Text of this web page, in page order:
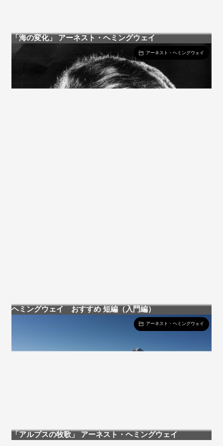
「海の変化」 アーネスト・ヘミングウェイ
アーネスト・ヘミングウェイ
ヘミングウェイ おすすめ 短編（入門編）
アーネスト・ヘミングウェイ
「アルプスの牧歌」 アーネスト・ヘミングウェイ